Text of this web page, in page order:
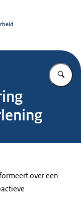
over een